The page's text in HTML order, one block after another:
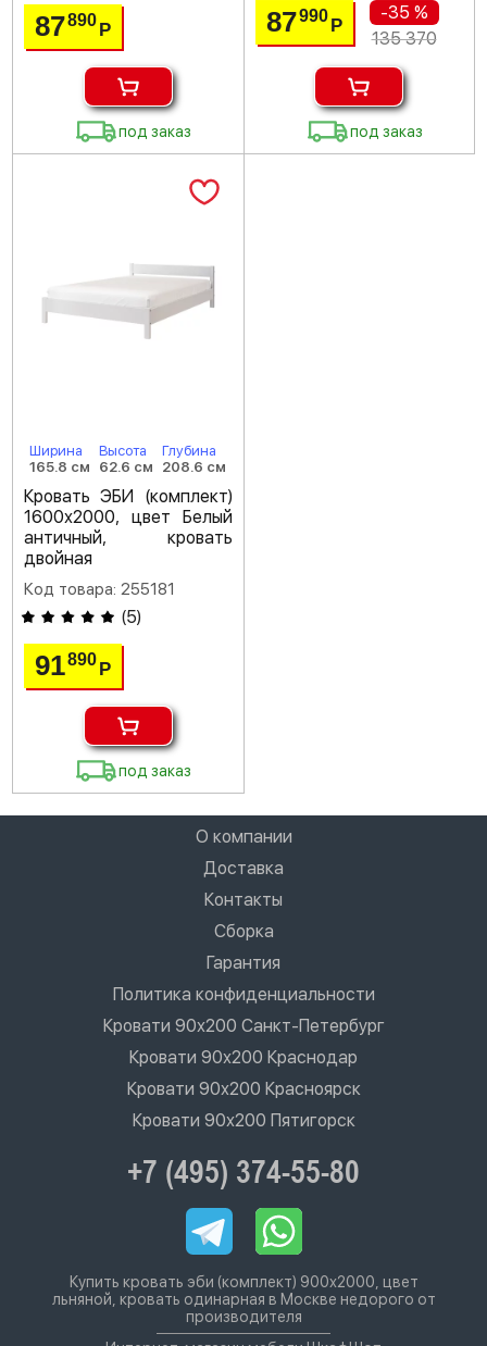
87890Р
под заказ
87990 Р
-35 %
135 370
под заказ
Ширина
165.8 см
Высота
62.6 см
Глубина
208.6 см
Кровать ЭБИ (комплект)
1600х2000, цвет Белый
античный, кровать
двойная
Код товара: 255181
(5)
91890Р
под заказ
О компании
Доставка
Контакты
Сборка
Гарантия
Политика конфиденциальности
Кровати 90х200 Санкт-Петербург
Кровати 90х200 Краснодар
Кровати 90х200 Красноярск
Кровати 90х200 Пятигорск
+7 (495) 374-55-80
Купить кровать эби (комплект) 900х2000, цвет
льняной, кровать одинарная в Москве недорого от
производителя